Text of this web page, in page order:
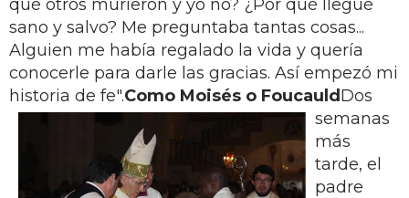
qué otros murieron y yo no? ¿Por qué llegué
sano y salvo? Me preguntaba tantas cosas...
Alguien me había re­galado la vida y quería
conocerle para darle las gracias. Así empezó mi
his­toria de fe".Como Moisés o Foucauld Dos
semanas
más
tarde, el
padre